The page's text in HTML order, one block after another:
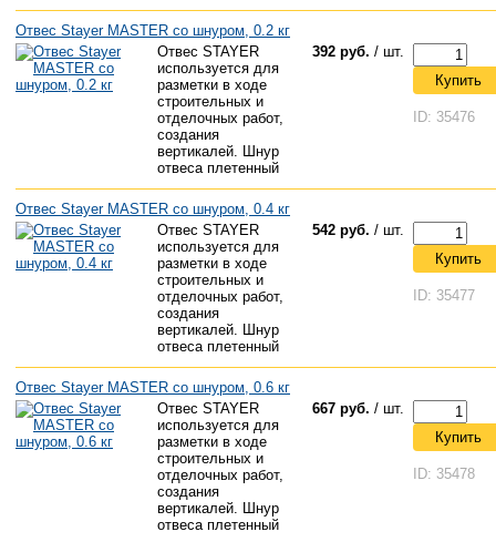
Отвес Stayer MASTER со шнуром, 0.2 кг
Отвес STAYER
используется для
разметки в ходе
строительных и
отделочных работ,
создания
вертикалей. Шнур
отвеса плетенный
392 руб. / шт.
Купить
ID: 35476
Отвес Stayer MASTER со шнуром, 0.4 кг
Отвес STAYER
используется для
разметки в ходе
строительных и
отделочных работ,
создания
вертикалей. Шнур
отвеса плетенный
542 руб. / шт.
Купить
ID: 35477
Отвес Stayer MASTER со шнуром, 0.6 кг
Отвес STAYER
используется для
разметки в ходе
строительных и
отделочных работ,
создания
вертикалей. Шнур
отвеса плетенный
667 руб. / шт.
Купить
ID: 35478